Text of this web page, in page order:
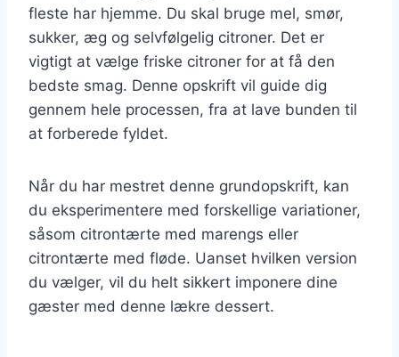
fleste har hjemme. Du skal bruge mel, smør,
sukker, æg og selvfølgelig citroner. Det er
vigtigt at vælge friske citroner for at få den
bedste smag. Denne opskrift vil guide dig
gennem hele processen, fra at lave bunden til
at forberede fyldet.
Når du har mestret denne grundopskrift, kan
du eksperimentere med forskellige variationer,
såsom citrontærte med marengs eller
citrontærte med fløde. Uanset hvilken version
du vælger, vil du helt sikkert imponere dine
gæster med denne lækre dessert.